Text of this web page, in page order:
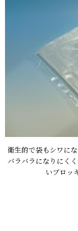
衛生的で袋もシワに
バラバラになりにく
いブロッ